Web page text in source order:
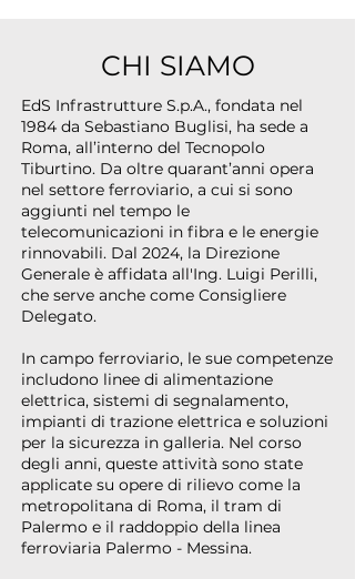
CHI SIAMO
EdS Infrastrutture S.p.A., fondata nel
1984 da Sebastiano Buglisi, ha sede a
Roma, all’interno del Tecnopolo
Tiburtino. Da oltre quarant’anni opera
nel settore ferroviario, a cui si sono
aggiunti nel tempo le
telecomunicazioni in fibra e le energie
rinnovabili. Dal 2024, la Direzione
Generale è affidata all'Ing. Luigi Perilli,
che serve anche come Consigliere
Delegato.
In campo ferroviario, le sue competenze
includono linee di alimentazione
elettrica, sistemi di segnalamento,
impianti di trazione elettrica e soluzioni
per la sicurezza in galleria. Nel corso
degli anni, queste attività sono state
applicate su opere di rilievo come la
metropolitana di Roma, il tram di
Palermo e il raddoppio della linea
ferroviaria Palermo - Messina.